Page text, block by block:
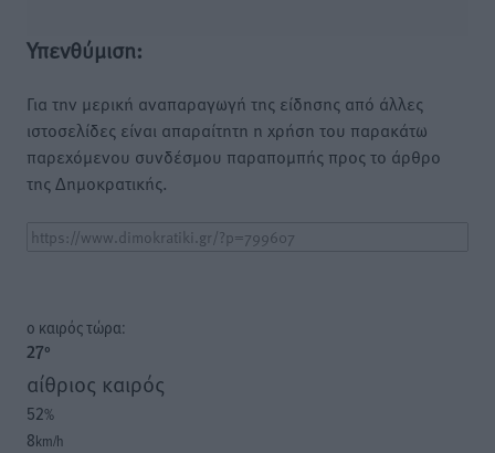
Υπενθύμιση:
Για την μερική αναπαραγωγή της είδησης από άλλες
ιστοσελίδες είναι απαραίτητη η χρήση του παρακάτω
παρεχόμενου συνδέσμου παραπομπής προς το άρθρο
της Δημοκρατικής.
o καιρός τώρα:
27°
αίθριος καιρός
52%
8km/h